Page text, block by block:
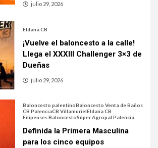
julio 29, 2026
Eldana CB
¡Vuelve el baloncesto a la calle!
Llega el XXXIII Challenger 3×3 de
Dueñas
julio 29, 2026
Baloncesto palentinoBaloncesto Venta de Baños
CB PalenciaCB VillamurielEldana CB
Filipenses BaloncestoSúper Agropal Palencia
Definida la Primera Masculina
para los cinco equipos